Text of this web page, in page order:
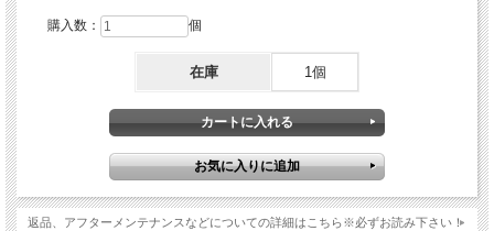
購入数： 個
在庫 1個
返品、アフターメンテナンスなどについての詳細はこちら※必ずお読み下さい！